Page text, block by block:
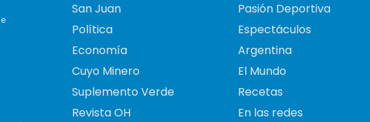
San Juan
Política
Economía
Cuyo Minero
Suplemento Verde
Revista OH
Pasión Deportiva
Espectáculos
Argentina
El Mundo
Recetas
En las redes